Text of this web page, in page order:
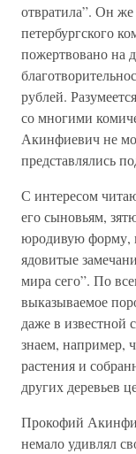
отвратила”. Он
петербургского
пожертвовано на
рублей.
со многими
Акинфиевич не
представлялись
С интересом
его сыновьям,
юродивую форму,
ядовитые
мира сего”. По
выказываемое
даже в известной
знаем, например,
растения и
других деревьев
Прокофий
немало удивлял